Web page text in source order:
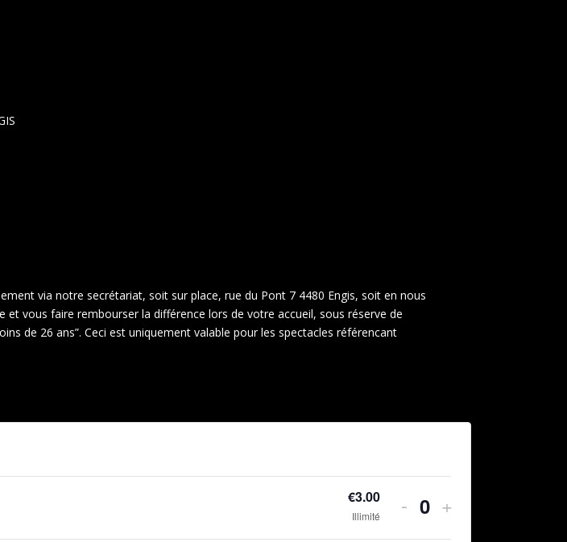
via notre secrétariat, soit sur place, rue du Pont 7 4480 Engis, soit en nous
vous faire rembourser la différence lors de votre accueil, sous réserve de
de 26 ans”. Ceci est uniquement valable pour les spectacles référencant
€3.00
Illimité
Diminuer
la
- Quantité
Augmenter
la
+